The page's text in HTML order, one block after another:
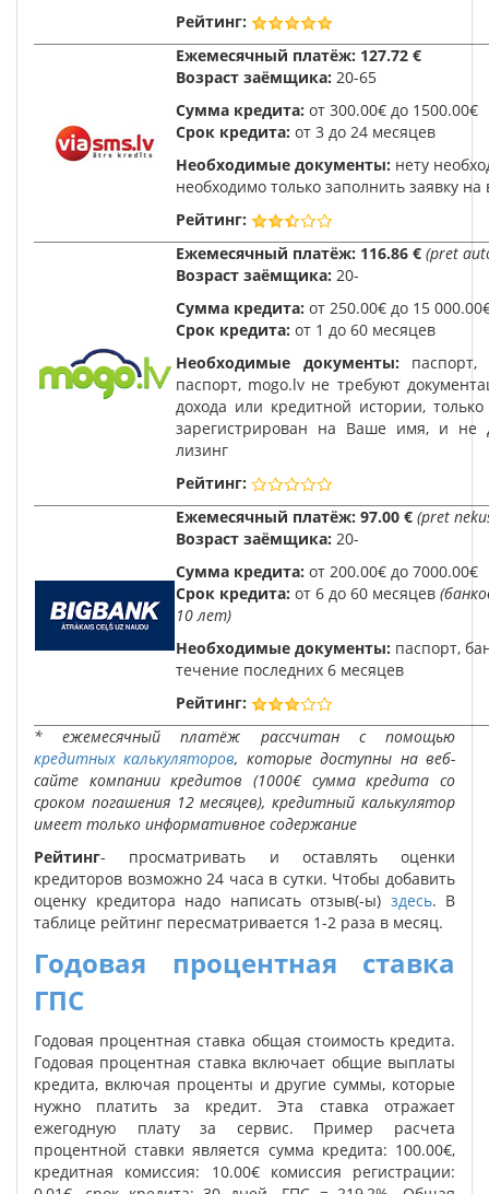
Рейтинг:
Ежемесячный платёж: 127.72 €
Возраст заёмщика: 20-65
Сумма кредита: от 300.00€ до 1500.00€
Срок кредита: от 3 до 24 месяцев
Необходимые документы: нету
необходимо только заполнить заявку на
Рейтинг:
Ежемесячный платёж: 116.86 € (pret
Возраст заёмщика: 20-
Сумма кредита: от 250.00€ до 15
Срок кредита: от 1 до 60 месяцев
Необходимые документы:
паспорт,
паспорт, mogo.lv не требуют
дохода или кредитной истории,
зарегистрирован на Ваше имя, и не
лизинг
Рейтинг:
Ежемесячный платёж: 97.00 € (pret
Возраст заёмщика: 20-
Сумма кредита: от 200.00€ до 7000.00€
Срок кредита: от 6 до 60 месяцев
10 лет)
Необходимые документы: паспорт,
течение последних 6 месяцев
Рейтинг:
* ежемесячный платёж рассчитан с помощью
кредитных калькуляторов, которые доступны на веб-
сайте компании кредитов (1000€ сумма кредита со
сроком погашения 12 месяцев), кредитный калькулятор
имеет только информативное содержание
Рейтинг- просматривать и оставлять оценки
кредиторов возможно 24 часа в сутки. Чтобы добавить
оценку кредитора надо написать отзыв(-ы) здесь. В
таблице рейтинг пересматривается 1-2 раза в месяц.
Годовая процентная ставка
ГПС
Годовая процентная ставка общая стоимость кредита.
Годовая процентная ставка включает общие выплаты
кредита, включая проценты и другие суммы, которые
нужно платить за кредит. Эта ставка отражает
ежегодную плату за сервис. Пример расчета
процентной ставки является сумма кредита: 100.00€,
кредитная комиссия: 10.00€ комиссия регистрации: